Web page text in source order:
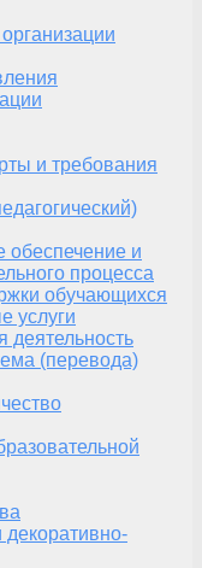
и требования
обеспечение и
процесса
обучающихся
услуги
деятельность
(перевода)
декоративно-